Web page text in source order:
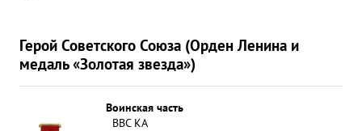
Герой Советского Союза (Орден Ленина и
медаль «Золотая звезда»)
Воинская часть
ВВС КА